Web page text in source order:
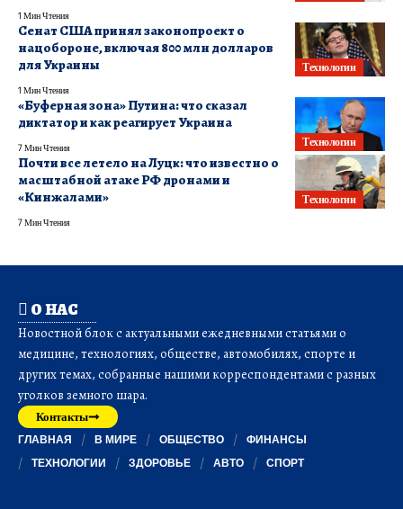
1 Мин Чтения
Технологии
Сенат США принял законопроект о
нацобороне, включая 800 млн долларов
для Украины
1 Мин Чтения
Технологии
«Буферная зона» Путина: что сказал
диктатор и как реагирует Украина
7 Мин Чтения
Технологии
Почти все летело на Луцк: что известно о
масштабной атаке РФ дронами и
«Кинжалами»
7 Мин Чтения
О НАС
Новостной блок с актуальными ежедневными статьями о
медицине, технологиях, обществе, автомобилях, спорте и
других темах, собранные нашими корреспондентами с разных
уголков земного шара.
Контакты
ГЛАВНАЯ В МИРЕ ОБЩЕСТВО
ФИНАНСЫ
ТЕХНОЛОГИИ
ЗДОРОВЬЕ АВТО СПОРТ